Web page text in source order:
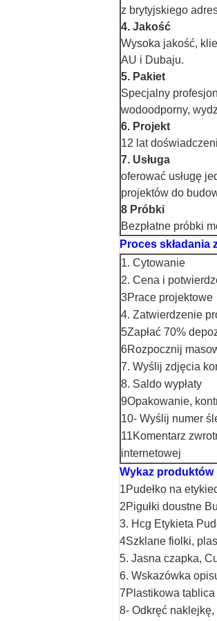
z brytyjskiego
4. Jakość
Wysoka jakość,
AU i Dubaju.
5. Pakiet
Specjalny
wodoodporny,
6. Projekt
12 lat
7. Usługa
oferować usługę
projektów do
8 Próbki
Bezpłatne próbki
Proces składania
1. Cytowanie
2. Cena i
3Prace projektowe
4. Zatwierdzenie
5Zapłać 70%
6Rozpocznij
7. Wyślij zdjęcia
8. Saldo wypłaty
9Opakowanie,
10- Wyślij numer
11Komentarz
internetowej
Wykaz produktów
1Pudełko na
2Pigułki doustne
3. Hcg Etykieta
4Szklane fiolki,
5. Jasna czapka,
6. Wskazówka
7Plastikowa tablica
8- Odkręć